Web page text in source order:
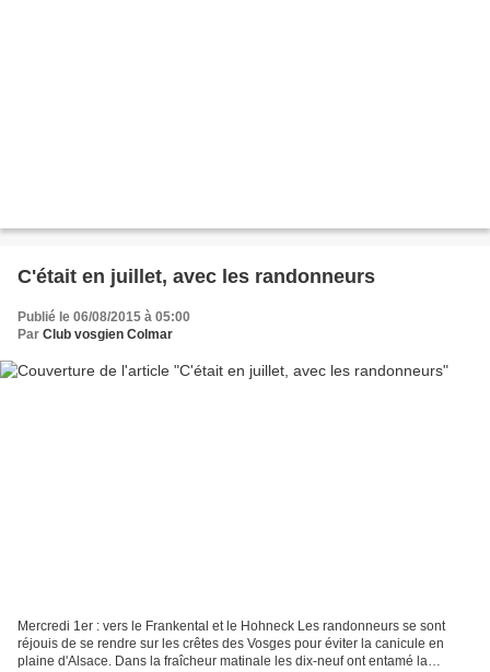
C'était en juillet, avec les randonneurs
Publié le 06/08/2015 à 05:00
Par Club vosgien Colmar
Mercredi 1er : vers le Frankental et le Hohneck Les randonneurs se sont
réjouis de se rendre sur les crêtes des Vosges pour éviter la canicule en
plaine d'Alsace. Dans la fraîcheur matinale les dix-neuf ont entamé la